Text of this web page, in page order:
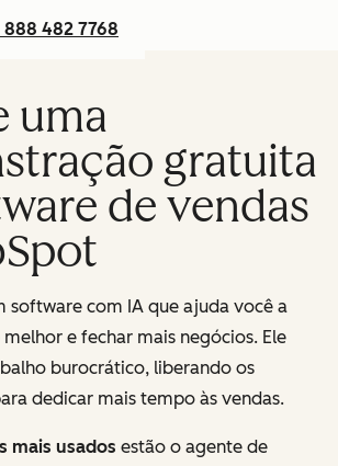
888 482 7768
uma
gratuita
de vendas
software com IA que ajuda você a
e fechar mais negócios. Ele
burocrático, liberando os
dedicar mais tempo às vendas.
mais usados estão o agente de